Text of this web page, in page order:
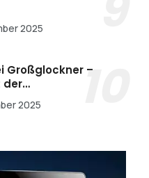
2025
Großglockner –
der…
2025